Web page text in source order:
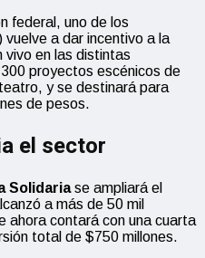
federal, uno de los
a dar incentivo a la
vivo en las distintas
proyectos escénicos de
y se destinará para
de pesos.
el sector
Solidariase ampliará el
a más de 50 mil
ahora contará con una cuarta
total de $750 millones.